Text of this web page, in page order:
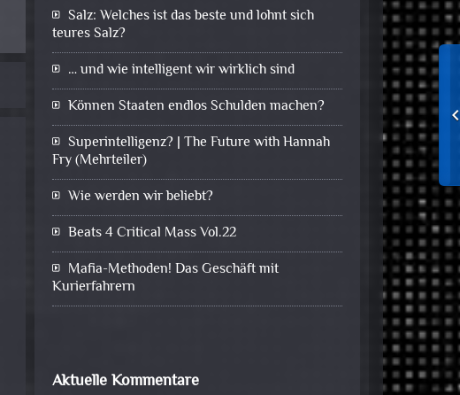
Salz: Welches ist das beste und lohnt sich
teures Salz?
… und wie intelligent wir wirklich sind
Können Staaten endlos Schulden machen?
Superintelligenz? | The Future with Hannah
Fry (Mehrteiler)
Wie werden wir beliebt?
Beats 4 Critical Mass Vol.22
Mafia-Methoden! Das Geschäft mit
Kurierfahrern
Aktuelle Kommentare